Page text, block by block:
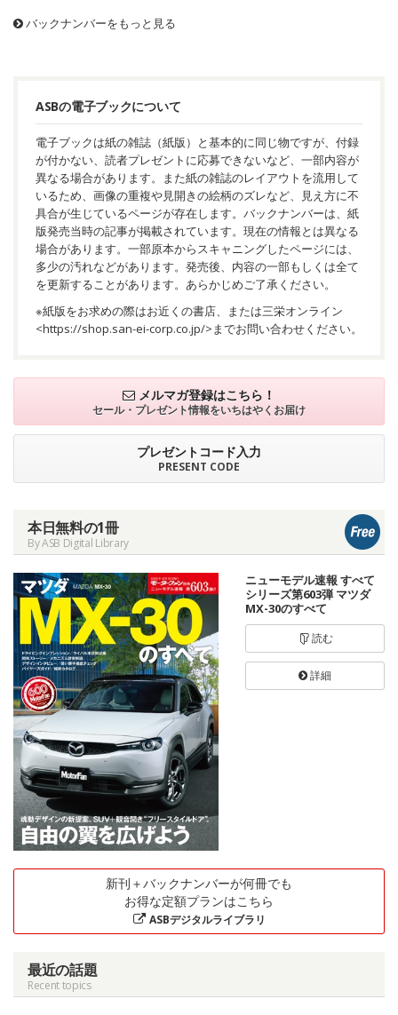
バックナンバーをもっと見る
ASBの電子ブックについて
電子ブックは紙の雑誌（紙版）と基本的に同じ物ですが、付録
が付かない、読者プレゼントに応募できないなど、一部内容が
異なる場合があります。また紙の雑誌のレイアウトを流用して
いるため、画像の重複や見開きの絵柄のズレなど、見え方に不
具合が生じているページが存在します。バックナンバーは、紙
版発売当時の記事が掲載されています。現在の情報とは異なる
場合があります。一部原本からスキャニングしたページには、
多少の汚れなどがあります。発売後、内容の一部もしくは全て
を更新することがあります。あらかじめご了承ください。
※紙版をお求めの際はお近くの書店、または三栄オンライン
<https://shop.san-ei-corp.co.jp/>までお問い合わせください。
メルマガ登録はこちら！
セール・プレゼント情報をいちはやくお届け
プレゼントコード入力
PRESENT CODE
本日無料の1冊
By ASB Digital Library
ニューモデル速報 すべて
シリーズ第603弾 マツダ
MX-30のすべて
読む
詳細
新刊＋バックナンバーが何冊でも
お得な定額プランはこちら
ASBデジタルライブラリ
最近の話題
Recent topics